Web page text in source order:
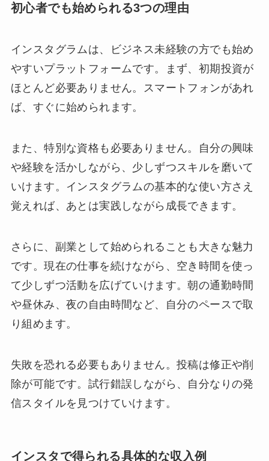
初心者でも始められる3つの理由
インスタグラムは、ビジネス未経験の方でも始め
やすいプラットフォームです。まず、初期投資が
ほとんど必要ありません。スマートフォンがあれ
ば、すぐに始められます。
また、特別な資格も必要ありません。自分の興味
や経験を活かしながら、少しずつスキルを磨いて
いけます。インスタグラムの基本的な使い方さえ
覚えれば、あとは実践しながら成長できます。
さらに、副業として始められることも大きな魅力
です。現在の仕事を続けながら、空き時間を使っ
て少しずつ活動を広げていけます。朝の通勤時間
や昼休み、夜の自由時間など、自分のペースで取
り組めます。
失敗を恐れる必要もありません。投稿は修正や削
除が可能です。試行錯誤しながら、自分なりの発
信スタイルを見つけていけます。
インスタで得られる具体的な収入例